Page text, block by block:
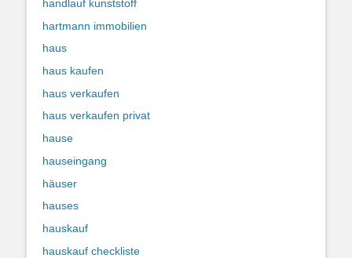
handlauf kunststoff
hartmann immobilien
haus
haus kaufen
haus verkaufen
haus verkaufen privat
hause
hauseingang
häuser
hauses
hauskauf
hauskauf checkliste